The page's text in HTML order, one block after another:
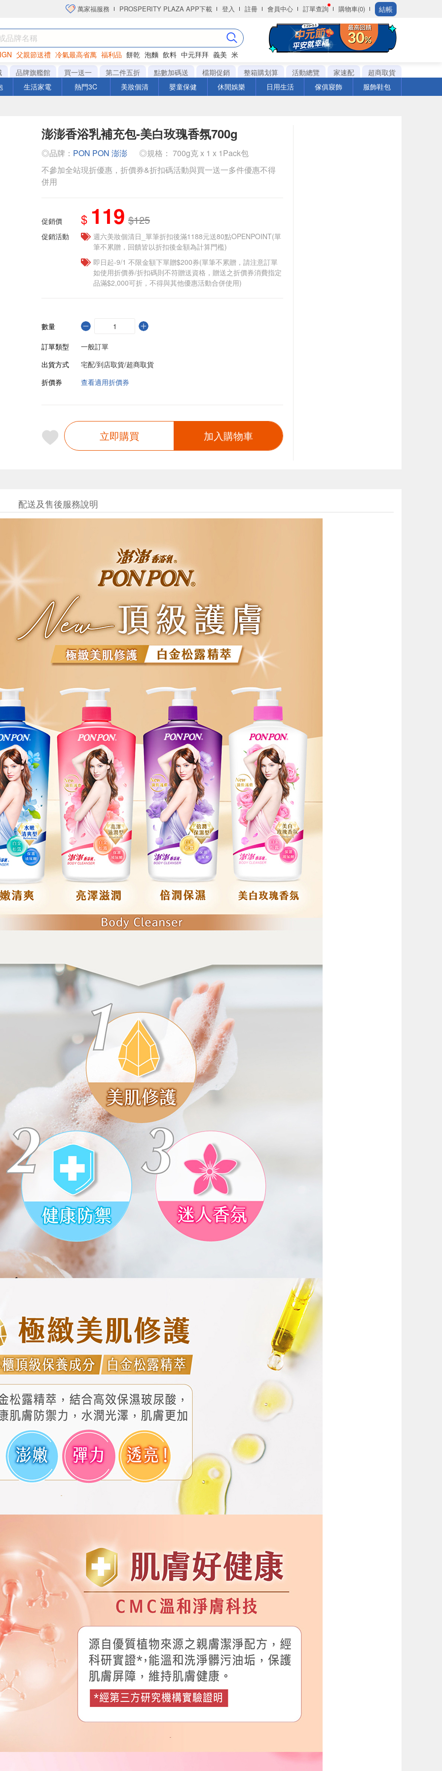
萬家福服務 PROSPERITY PLAZA APP下載 登入 註冊 會員中心 訂單查詢 購物車(0) 結帳
父親節送禮 冷氣最高省萬 福利品 餅乾 泡麵 飲料 中元拜拜 義美 米
洋芋片
品牌旗艦館 買一送一 第二件五折 點數加碼送 檔期促銷 整箱購划算 活動總覽 家速配
超商取貨
生活家電 熱門3C 美妝個清 嬰童保健 休閒娛樂 日用生活 傢俱寢飾 服飾鞋包
澎澎香浴乳補充包-美白玫瑰香氛700g
◎品牌： PON PON 澎澎
◎規格： 700g克 x 1 x 1Pack包
不參加全站現折優惠，折價券&折扣碼活動與買一送一多件優惠不得
併用
促銷價 $ 119 $125
促銷活動
週六美妝個清日_單筆折扣後滿1188元送80點OPENPOINT(單
筆不累贈，回饋皆以折扣後金額為計算門檻)
即日起-9/1 不限金額下單贈$200券(單筆不累贈，請注意訂單
如使用折價券/折扣碼則不符贈送資格，贈送之折價券消費指定
品滿$2,000可折，不得與其他優惠活動合併使用)
數量
訂單類型
一般訂單
出貨方式
宅配/到店取貨/超商取貨
折價券
查看適用折價券
立即購買 加入購物車
配送及售後服務說明